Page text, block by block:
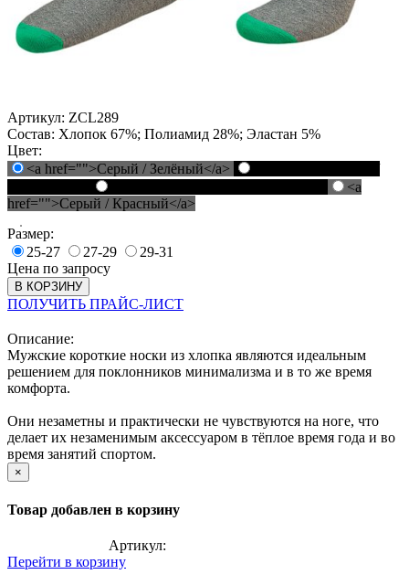
Артикул: ZCL289
Состав: Хлопок 67%; Полиамид 28%; Эластан 5%
Цвет:
<a href="">Серый / Зелёный</a>
<a
href="">Серый / Красный</a>
Размер:
25-27
27-29
29-31
Цена по запросу
В КОРЗИНУ
ПОЛУЧИТЬ ПРАЙС-ЛИСТ
Описание:
Мужские короткие носки из хлопка являются идеальным
решением для поклонников минимализма и в то же время
комфорта.
Они незаметны и практически не чувствуются на ноге, что
делает их незаменимым аксессуаром в тёплое время года и во
время занятий спортом.
×
Товар добавлен в корзину
Артикул:
Перейти в корзину